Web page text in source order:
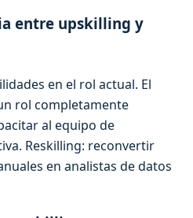
entre upskilling y
en el rol actual. El
rol completamente
al equipo de
Reskilling: reconvertir
en analistas de datos